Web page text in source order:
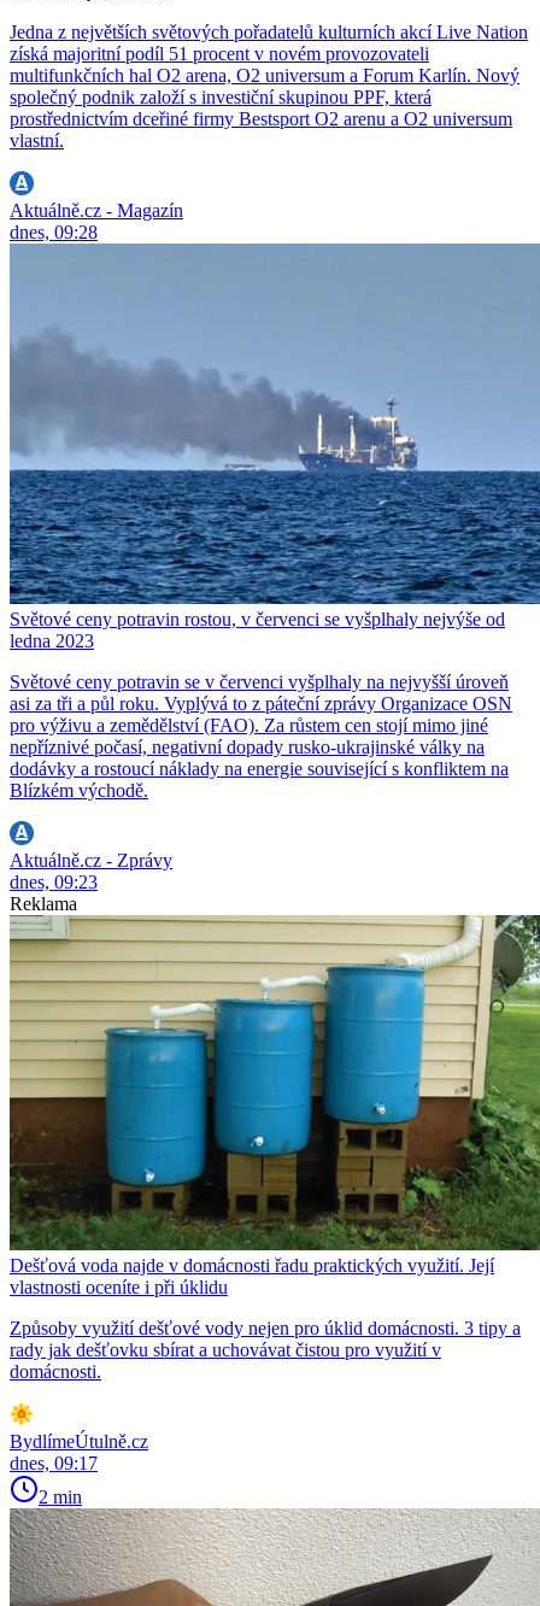
Jedna z největších světových pořadatelů kulturních akcí Live Nation
získá majoritní podíl 51 procent v novém provozovateli
multifunkčních hal O2 arena, O2 universum a Forum Karlín. Nový
společný podnik založí s investiční skupinou PPF, která
prostřednictvím dceřiné firmy Bestsport O2 arenu a O2 universum
vlastní.
Aktuálně.cz - Magazín
dnes, 09:28
Světové ceny potravin rostou, v červenci se vyšplhaly nejvýše od
ledna 2023
Světové ceny potravin se v červenci vyšplhaly na nejvyšší úroveň
asi za tři a půl roku. Vyplývá to z páteční zprávy Organizace OSN
pro výživu a zemědělství (FAO). Za růstem cen stojí mimo jiné
nepříznivé počasí, negativní dopady rusko-ukrajinské války na
dodávky a rostoucí náklady na energie související s konfliktem na
Blízkém východě.
Aktuálně.cz - Zprávy
dnes, 09:23
Reklama
Dešťová voda najde v domácnosti řadu praktických využití. Její
vlastnosti oceníte i při úklidu
Způsoby využití dešťové vody nejen pro úklid domácnosti. 3 tipy a
rady jak dešťovku sbírat a uchovávat čistou pro využití v
domácnosti.
BydlímeÚtulně.cz
dnes, 09:17
2 min